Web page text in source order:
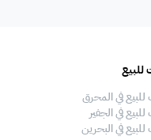
للبيع
للبيع في المحرق
في الجفير
للبيع في البحرين